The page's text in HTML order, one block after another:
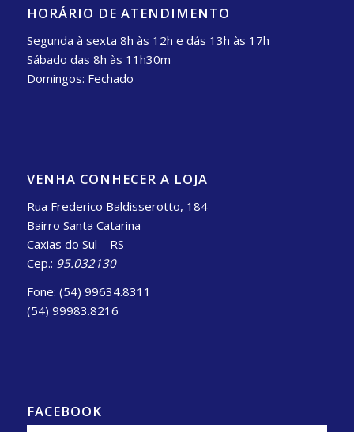
HORÁRIO DE ATENDIMENTO
Segunda à sexta 8h às 12h e dás 13h às 17h
Sábado das 8h às 11h30m
Domingos: Fechado
VENHA CONHECER A LOJA
Rua Frederico Baldisserotto, 184
Bairro Santa Catarina
Caxias do Sul – RS
Cep.: 95.032130
Fone: (54) 99634.8311
(54) 99983.8216
FACEBOOK